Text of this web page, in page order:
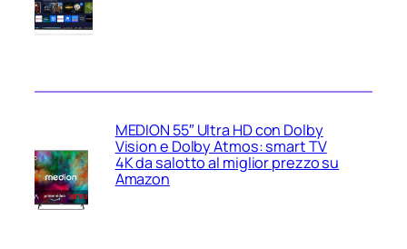
MEDION 55″ Ultra HD con Dolby
Vision e Dolby Atmos: smart TV
4K da salotto al miglior prezzo su
Amazon